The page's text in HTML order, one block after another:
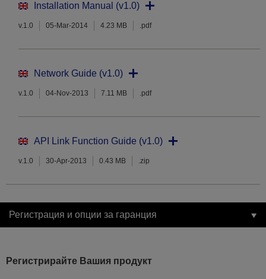
Installation Manual (v1.0)
v.1.0 05-Mar-2014 4.23 MB .pdf
Network Guide (v1.0)
v.1.0 04-Nov-2013 7.11 MB .pdf
API Link Function Guide (v1.0)
v.1.0 30-Apr-2013 0.43 MB .zip
Регистрация и опции за гаранция
Регистрирайте Вашия продукт